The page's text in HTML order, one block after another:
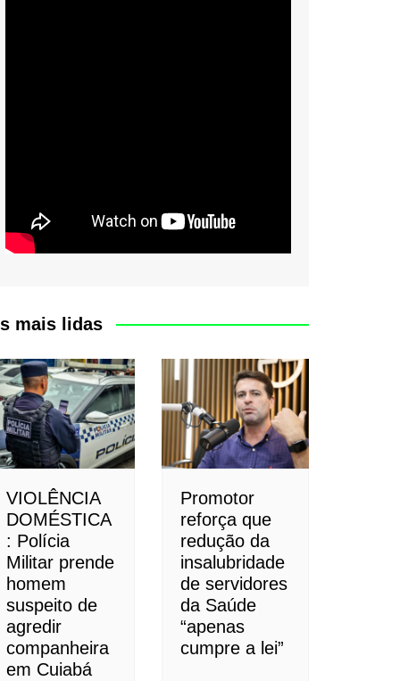
mais lidas
VIOLÊNCIA
DOMÉSTICA
: Polícia
Militar prende
homem
suspeito de
agredir
companheira
em Cuiabá
Promotor
reforça que
redução da
insalubridade
de servidores
da Saúde
“apenas
cumpre a lei”